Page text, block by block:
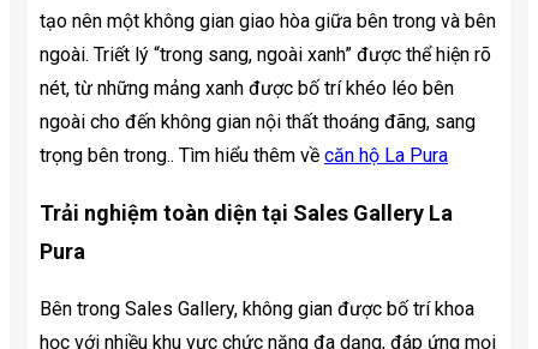
tạo nên một không gian giao hòa giữa bên trong và bên
ngoài. Triết lý “trong sang, ngoài xanh” được thể hiện rõ
nét, từ những mảng xanh được bố trí khéo léo bên
ngoài cho đến không gian nội thất thoáng đãng, sang
trọng bên trong.. Tìm hiểu thêm về căn hộ La Pura
Trải nghiệm toàn diện tại Sales Gallery La
Pura
Bên trong Sales Gallery, không gian được bố trí khoa
học với nhiều khu vực chức năng đa dạng, đáp ứng mọi